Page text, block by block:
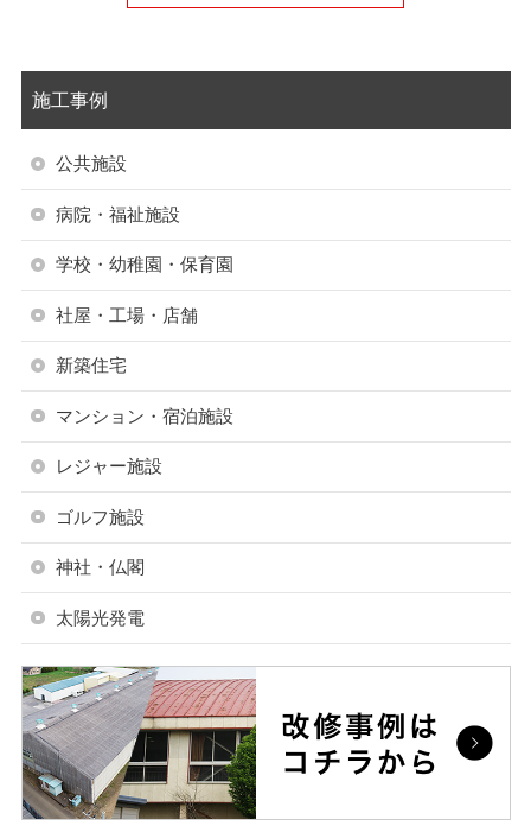
施工事例
公共施設
病院・福祉施設
学校・幼稚園・保育園
社屋・工場・店舗
新築住宅
マンション・宿泊施設
レジャー施設
ゴルフ施設
神社・仏閣
太陽光発電